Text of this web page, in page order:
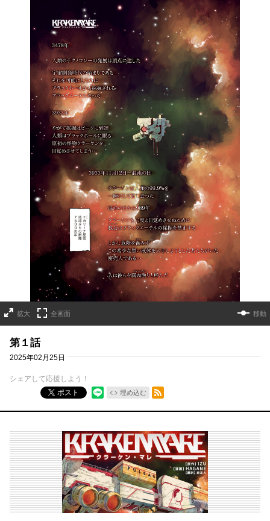
拡大 全画面 移動
第１話
2025年02月25日
シェアして応援しよう！
ポスト
埋め込む
RSSフィード